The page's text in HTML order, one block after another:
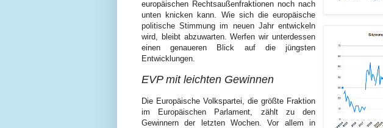
europäischen Rechtsaußenfraktionen noch nach
unten knicken kann. Wie sich die europäische
politische Stimmung im neuen Jahr entwickeln
wird, bleibt abzuwarten. Werfen wir unterdessen
einen genaueren Blick auf die jüngsten
Entwicklungen.
EVP mit leichten Gewinnen
Die Europäische Volkspartei, die größte Fraktion
im Europäischen Parlament, zählt zu den
Gewinnern der letzten Wochen. Vor allem in